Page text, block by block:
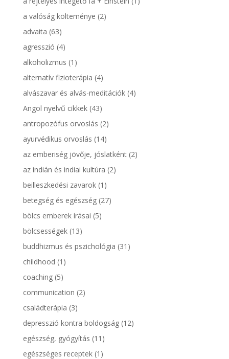
a valóság költeménye (2)
advaita (63)
agresszió (4)
alkoholizmus (1)
alternatív fizioterápia (4)
alvászavar és alvás-meditációk(4)
Angol nyelvű cikkek(43)
antropozófus orvoslás (2)
ayurvédikus orvoslás (14)
az emberiség jövője, jóslatként(2)
az indián és indiai kultúra (2)
beilleszkedési zavarok(1)
betegség és egészség(27)
bölcs emberek írásai (5)
bölcsességek(13)
buddhizmus és pszichológia (31)
childhood (1)
coaching(5)
communication (2)
családterápia (3)
depresszió kontra boldogság(12)
egészség, gyógyítás (11)
egészséges receptek(1)